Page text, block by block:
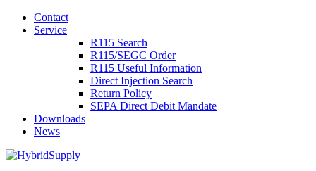
Contact
Service
R115 Search
R115/SEGC Order
R115 Useful Information
Direct Injection Search
Return Policy
SEPA Direct Debit Mandate
Downloads
News